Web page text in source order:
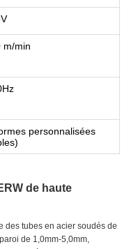
m/min
personnalisées
de haute
des tubes en acier soudés de
de 1,0mm-5,0mm,